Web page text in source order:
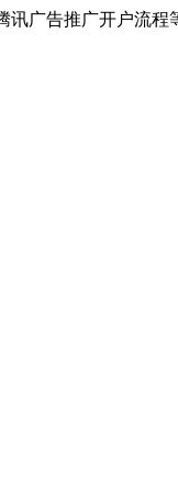
广告推广开户流程